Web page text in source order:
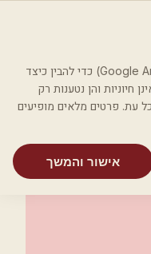
אנו משתמשים בעוגיות אנליטיקה (Google Analytics) כדי להבין כיצד
חיוניות והן נטענות רק
עת. פרטים מלאים מופיעים
אישור והמשך